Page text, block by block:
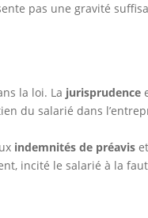
pas une gravité
la loi. La jurisprudence
du salarié dans
indemnités de préavis
incité le salarié à la